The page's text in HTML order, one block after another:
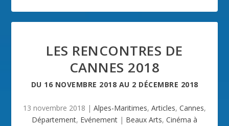
LES RENCONTRES DE
CANNES 2018
DU 16 NOVEMBRE 2018 AU 2 DÉCEMBRE 2018
13 novembre 2018 | Alpes-Maritimes, Articles, Cannes,
Département, Evénement | Beaux Arts, Cinéma à